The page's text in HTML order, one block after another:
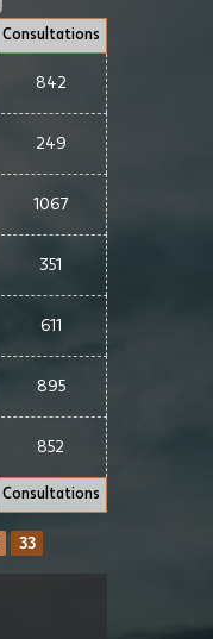
Consultations
Consultations
842
249
1067
351
611
895
852
33